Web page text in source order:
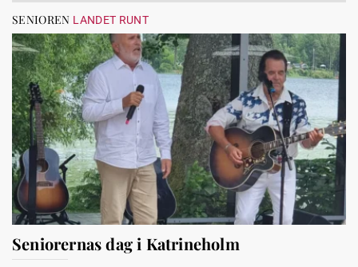
SENIOREN LANDET RUNT
Seniorernas dag i Katrineholm